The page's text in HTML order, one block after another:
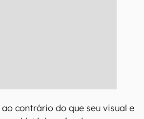
ao contrário do que seu visual e